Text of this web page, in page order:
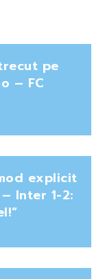
pe
– FC
explicit
Inter 1-2: